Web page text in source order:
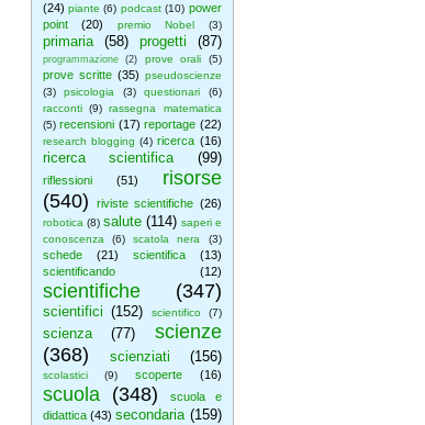
(24) piante (6) podcast (10) power
point
(20) premio Nobel (3)
primaria (58) progetti (87)
programmazione (2) prove orali (5)
prove scritte (35) pseudoscienze
(3)
psicologia (3) questionari
(6)
racconti (9) rassegna matematica
(5) recensioni (17) reportage (22)
research blogging (4) ricerca (16)
ricerca scientifica (99)
riflessioni (51)
risorse
(540)
riviste scientifiche (26)
robotica (8) salute (114) saperi e
conoscenza
(6) scatola nera (3)
schede (21) scientifica
(13)
scientificando
(12)
scientifiche (347)
scientifici (152) scientifico (7)
scienza (77)
scienze
(368)
scienziati (156)
scolastici (9) scoperte (16)
scuola (348)
scuola e
didattica (43) secondaria (159)